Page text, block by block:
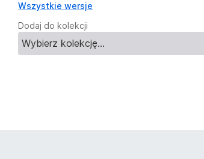
Wszystkie wersje
Dodaj do kolekcji